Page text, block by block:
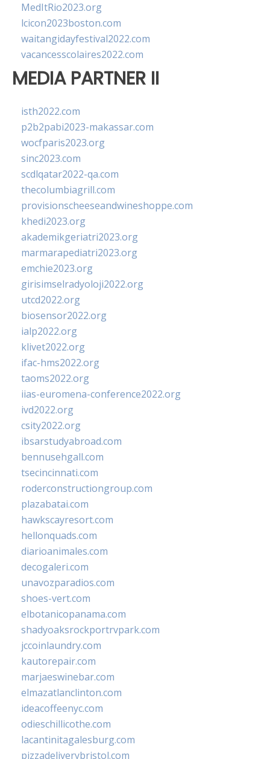
MedItRio2023.org
lcicon2023boston.com
waitangidayfestival2022.com
vacancesscolaires2022.com
MEDIA PARTNER II
isth2022.com
p2b2pabi2023-makassar.com
wocfparis2023.org
sinc2023.com
scdlqatar2022-qa.com
thecolumbiagrill.com
provisionscheeseandwineshoppe.com
khedi2023.org
akademikgeriatri2023.org
marmarapediatri2023.org
emchie2023.org
girisimselradyoloji2022.org
utcd2022.org
biosensor2022.org
ialp2022.org
klivet2022.org
ifac-hms2022.org
taoms2022.org
iias-euromena-conference2022.org
ivd2022.org
csity2022.org
ibsarstudyabroad.com
bennusehgall.com
tsecincinnati.com
roderconstructiongroup.com
plazabatai.com
hawkscayresort.com
hellonquads.com
diarioanimales.com
decogaleri.com
unavozparadios.com
shoes-vert.com
elbotanicopanama.com
shadyoaksrockportrvpark.com
jccoinlaundry.com
kautorepair.com
marjaeswinebar.com
elmazatlanclinton.com
ideacoffeenyc.com
odieschillicothe.com
lacantinitagalesburg.com
pizzadeliverybristol.com